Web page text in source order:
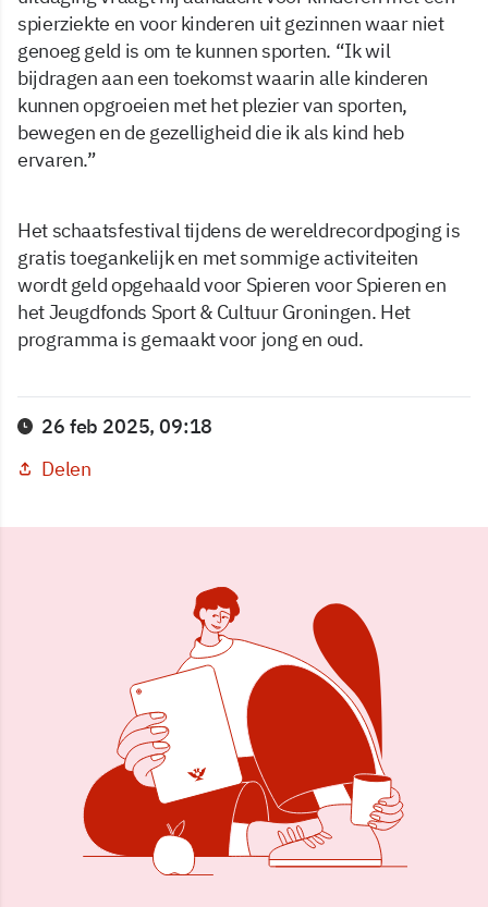
spierziekte en voor kinderen uit gezinnen waar niet
genoeg geld is om te kunnen sporten. “Ik wil
bijdragen aan een toekomst waarin alle kinderen
kunnen opgroeien met het plezier van sporten,
bewegen en de gezelligheid die ik als kind heb
ervaren.”
Het schaatsfestival tijdens de wereldrecordpoging is
gratis toegankelijk en met sommige activiteiten
wordt geld opgehaald voor Spieren voor Spieren en
het Jeugdfonds Sport & Cultuur Groningen. Het
programma is gemaakt voor jong en oud.
26 feb 2025, 09:18
Delen